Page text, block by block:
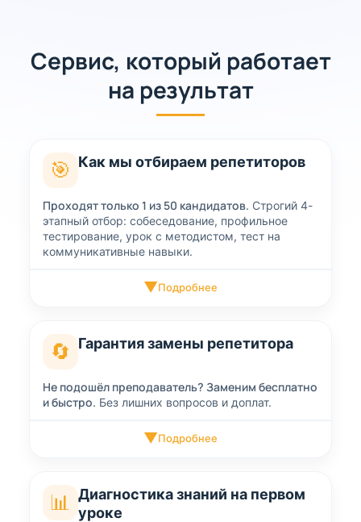
Сервис, который работает
на результат
🎯 Как мы отбираем репетиторов
Проходят только 1 из 50 кандидатов. Строгий 4-
этапный отбор: собеседование, профильное
тестирование, урок с методистом, тест на
коммуникативные навыки.
▼Подробнее
🔄 Гарантия замены репетитора
Не подошёл преподаватель? Заменим бесплатно
и быстро. Без лишних вопросов и доплат.
▼Подробнее
📊
Диагностика знаний на первом
уроке